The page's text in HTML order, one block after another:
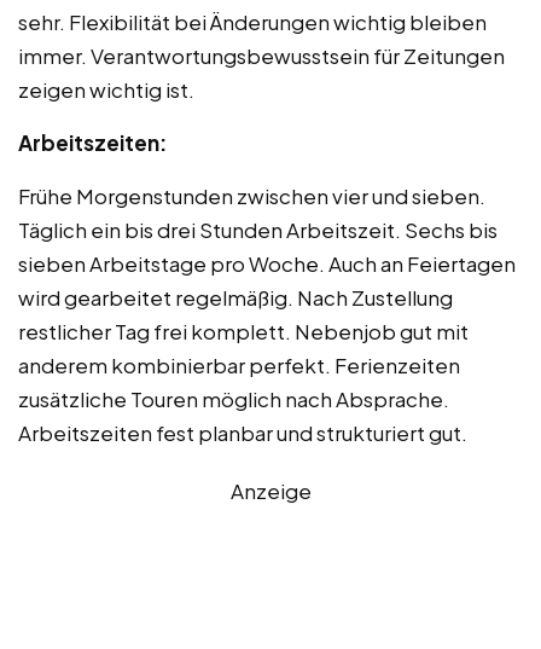
sehr. Flexibilität bei Änderungen wichtig bleiben
immer. Verantwortungsbewusstsein für Zeitungen
zeigen wichtig ist.
Arbeitszeiten:
Frühe Morgenstunden zwischen vier und sieben.
Täglich ein bis drei Stunden Arbeitszeit. Sechs bis
sieben Arbeitstage pro Woche. Auch an Feiertagen
wird gearbeitet regelmäßig. Nach Zustellung
restlicher Tag frei komplett. Nebenjob gut mit
anderem kombinierbar perfekt. Ferienzeiten
zusätzliche Touren möglich nach Absprache.
Arbeitszeiten fest planbar und strukturiert gut.
Anzeige